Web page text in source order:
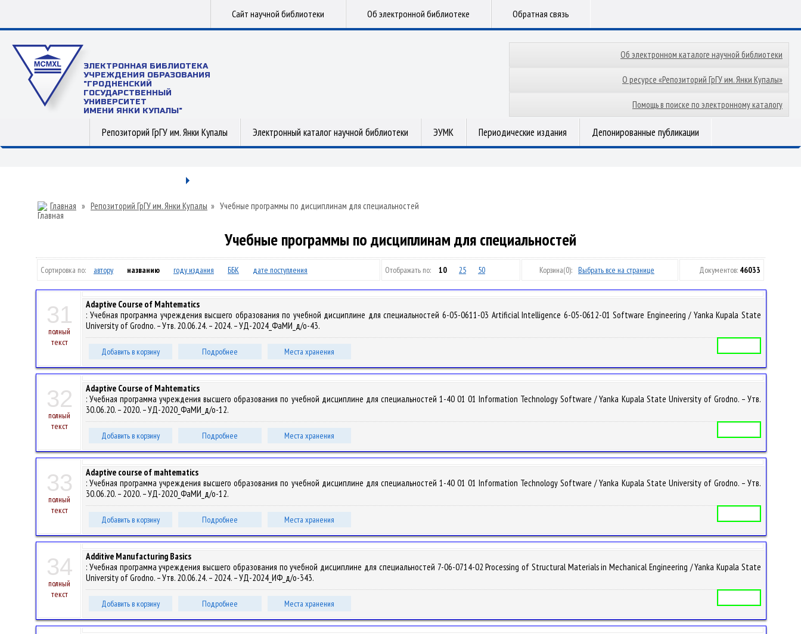
Сайт научной библиотеки Об электронной библиотеке Обратная связь
ЭЛЕКТРОННАЯ БИБЛИОТЕКА
УЧРЕЖДЕНИЯ ОБРАЗОВАНИЯ
"ГРОДНЕНСКИЙ
ГОСУДАРСТВЕННЫЙ
УНИВЕРСИТЕТ
ИМЕНИ ЯНКИ КУПАЛЫ"
Об электронном каталоге научной библиотеки
О ресурсе «Репозиторий ГрГУ им. Янки Купалы»
Помощь в поиске по электронному каталогу
Репозиторий ГрГУ им. Янки Купалы Электронный каталог научной библиотеки ЭУМК Периодические издания Депонированные публикации
Главная » Репозиторий ГрГУ им. Янки Купалы » Учебные программы по дисциплинам для специальностей
Учебные программы по дисциплинам для специальностей
Сортировка по: автору названию году издания ББК дате поступления Отображать по: 10 25 50 Корзина(0): Выбрать все на странице Документов: 46033
31
полный
текст
Adaptive Course of Mahtematics
: Учебная программа учреждения высшего образования по учебной дисциплине для специальностей 6-05-0611-03 Artificial Intelligence 6-05-0612-01 Software Engineering / Yanka Kupala State
University of Grodno. – Утв. 20.06.24. – 2024. – УД-2024_ФаМИ_д/о-43.
Добавить в корзину Подробнее Места хранения
32
полный
текст
Adaptive Course of Mahtematics
: Учебная программа учреждения высшего образования по учебной дисциплине для специальностей 1-40 01 01 Information Technology Software / Yanka Kupala State University of Grodno. – Утв.
30.06.20. – 2020. – УД-2020_ФаМИ_д/о-12.
Добавить в корзину Подробнее Места хранения
33
полный
текст
Adaptive course of mahtematics
: Учебная программа учреждения высшего образования по учебной дисциплине для специальностей 1-40 01 01 Information Technology Software / Yanka Kupala State University of Grodno. – Утв.
30.06.20. – 2020. – УД-2020_ФаМИ_д/о-12.
Добавить в корзину Подробнее Места хранения
34
полный
текст
Additive Manufacturing Basics
: Учебная программа учреждения высшего образования по учебной дисциплине для специальностей 7-06-0714-02 Processing of Structural Materials in Mechanical Engineering / Yanka Kupala State
University of Grodno. – Утв. 20.06.24. – 2024. – УД-2024_ИФ_д/о-343.
Добавить в корзину Подробнее Места хранения